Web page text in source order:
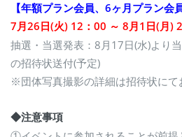
【年額プラン会員、6ヶ月プラン会
7月26日(火) 12：00 ～ 8月1日(月)
抽選・当選発表：8月17日(水)より
の招待状送付(予定)
※団体写真撮影の詳細は招待状にて
◆注意事項